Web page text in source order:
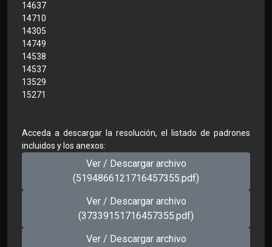
14637
14710
14305
14749
14538
14537
13529
15271
Acceda a descargar la resolución, el listado de padrones
incluidos y los anexos:
Ver / Descargar archivo
(5194866121716457355.pdf)
Ver / Descargar archivo
(37339151716457355.pdf)
Ver / Descargar archivo